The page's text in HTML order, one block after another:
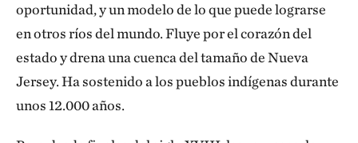
oportunidad, y un modelo de lo que puede lograrse
en otros ríos del mundo. Fluye por el corazón del
estado y drena una cuenca del tamaño de Nueva
Jersey. Ha sostenido a los pueblos indígenas durante
unos 12.000 años.